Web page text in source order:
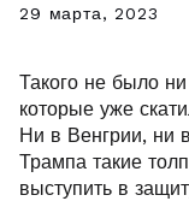
29 марта, 2023
Такого не было
которые уже
Ни в Венгрии,
Трампа такие
выступить в